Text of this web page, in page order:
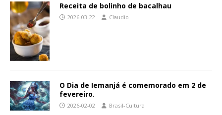
Receita de bolinho de bacalhau
2026-03-22 Claudio
O Dia de Iemanjá é comemorado em 2 de
fevereiro.
2026-02-02 Brasil-Cultura